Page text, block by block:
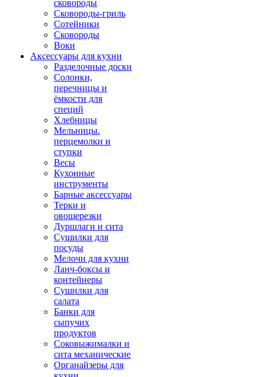
сковороды
Сковороды-гриль
Сотейники
Сковороды
Воки
Аксессуары для кухни
Разделочные доски
Солонки,
перечницы и
ёмкости для
специй
Хлебницы
Мельницы.
перцемолки и
ступки
Весы
Кухонные
инструменты
Барные аксессуары
Терки и
овощерезки
Дуршлаги и сита
Сушилки для
посуды
Мелочи для кухни
Ланч-боксы и
контейнеры
Сушилки для
салата
Банки для
сыпучих
продуктов
Соковыжималки и
сита механические
Органайзеры для